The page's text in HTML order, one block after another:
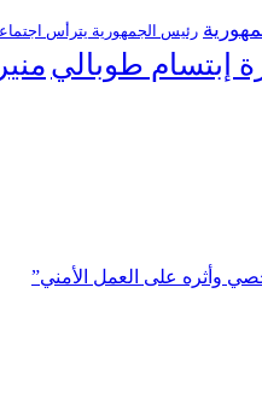
رئيس الجمهورية يترأس
إبتسام طوبالي
وأثره على العمل الأمني”